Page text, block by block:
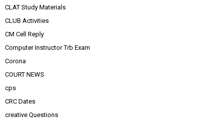
CLAT Study Materials
CLUB Activities
CM Cell Reply
Computer Instructor Trb Exam
Corona
COURT NEWS
cps
CRC Dates
creative Questions